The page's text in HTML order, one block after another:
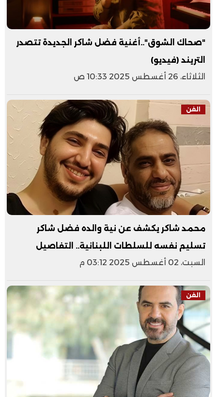
"صحاك الشوق"..أغنية فضل شاكر الجديدة تتصدر
التريند (فيديو)
الثلاثاء، 26 أغسطس 2025 10:33 ص
الفن
محمد شاكر يكشف عن نية والده فضل شاكر
تسليم نفسه للسلطات اللبنانية.. التفاصيل
السبت، 02 أغسطس 2025 03:12 م
الفن